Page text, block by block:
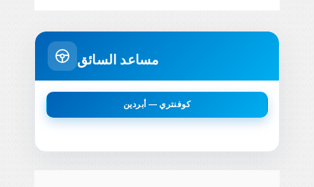
مساعد السائق
كوفنتري — أبردين